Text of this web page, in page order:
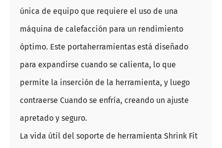
única de equipo que requiere el uso de una
máquina de calefacción para un rendimiento
óptimo. Este portaherramientas está diseñado
para expandirse cuando se calienta, lo que
permite la inserción de la herramienta, y luego
contraerse Cuando se enfría, creando un ajuste
apretado y seguro.
La vida útil del soporte de herramienta Shrink Fit